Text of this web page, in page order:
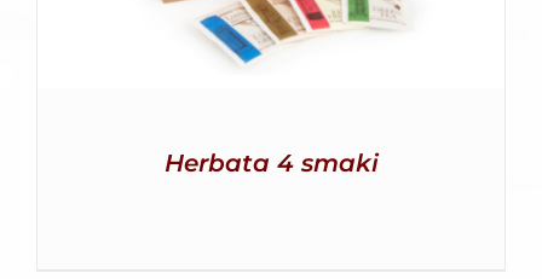
Herbata 4 smaki